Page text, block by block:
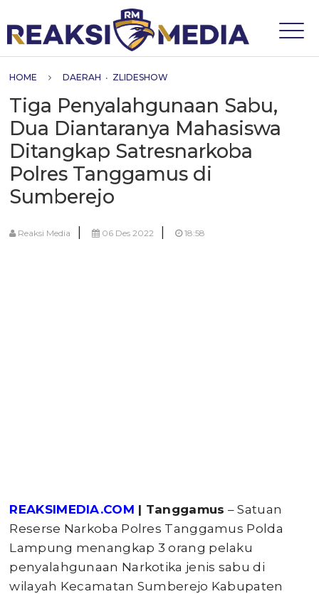
HOME DAERAH • ZLIDESHOW
Tiga Penyalahgunaan Sabu,
Dua Diantaranya Mahasiswa
Ditangkap Satresnarkoba
Polres Tanggamus di
Sumberejo
Reaksi Media | 06 Des 2022 | 18:58
REAKSIMEDIA.COM | Tanggamus – Satuan
Reserse Narkoba Polres Tanggamus Polda
Lampung menangkap 3 orang pelaku
penyalahgunaan Narkotika jenis sabu di
wilayah Kecamatan Sumberejo Kabupaten